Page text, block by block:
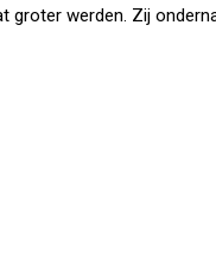
groter werden. Zij